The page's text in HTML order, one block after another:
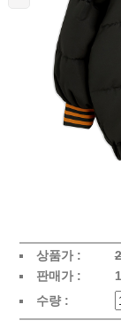
상품가 :
판매가 :
수량 :